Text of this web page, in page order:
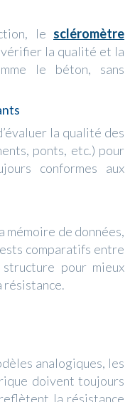
le scléromètre
la qualité et la
le béton, sans
la qualité des
ponts, etc.) pour
conformes aux
mémoire de données,
comparatifs entre
pour mieux
résistance.
analogiques, les
doivent toujours
la résistance